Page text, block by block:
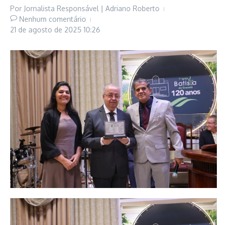
Por Jornalista Responsável | Adriano Roberto
Nenhum comentário
21 de agosto de 2025 10:26